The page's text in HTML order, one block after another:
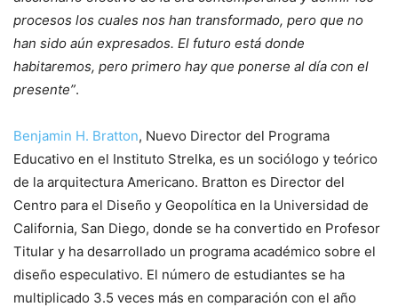
procesos los cuales nos han transformado, pero que no
han sido aún expresados. El futuro está donde
habitaremos, pero primero hay que ponerse al día con el
presente”.
Benjamin H. Bratton, Nuevo Director del Programa
Educativo en el Instituto Strelka, es un sociólogo y teórico
de la arquitectura Americano. Bratton es Director del
Centro para el Diseño y Geopolítica en la Universidad de
California, San Diego, donde se ha convertido en Profesor
Titular y ha desarrollado un programa académico sobre el
diseño especulativo. El número de estudiantes se ha
multiplicado 3.5 veces más en comparación con el año